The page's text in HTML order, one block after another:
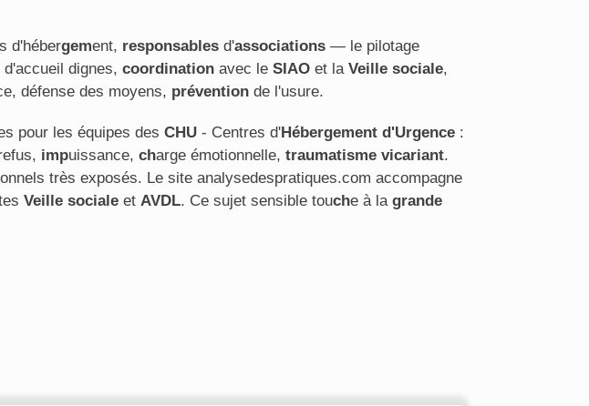
d'hébergement, responsables d'associations — le pilotage
dignes, coordination avec le SIAO et la Veille sociale,
défense des moyens, prévention de l'usure.
pour les équipes des CHU - Centres d'Hébergement d'Urgence :
impuissance, charge émotionnelle, traumatisme vicariant.
très exposés. Le site analysedespratiques.com accompagne
Veille sociale et AVDL. Ce sujet sensible touche à la grande